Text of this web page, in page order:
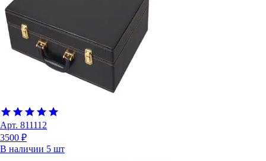
Арт. 811112
3500 ₽
В наличии 5 шт